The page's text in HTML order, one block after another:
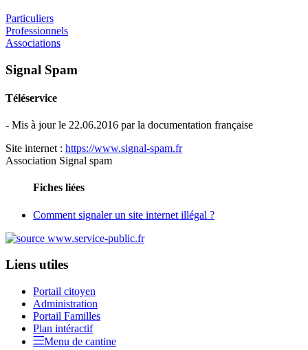
Particuliers
Professionnels
Associations
Signal Spam
Téléservice
- Mis à jour le 22.06.2016 par la documentation française
Site internet : https://www.signal-spam.fr
Association Signal spam
Fiches liées
Comment signaler un site internet illégal ?
Liens utiles
Portail citoyen
Administration
Portail Familles
Plan intéractif
Menu de cantine